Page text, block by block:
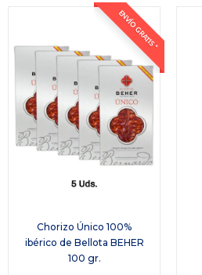
ENVÍO GRATIS *
Chorizo Único 100%
ibérico de Bellota BEHER
100 gr.